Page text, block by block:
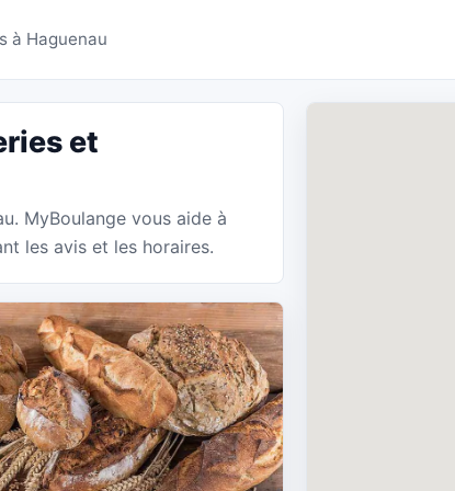
Haguenau -
à Haguenau
et
MyBoulange vous aide à
les avis et les horaires.